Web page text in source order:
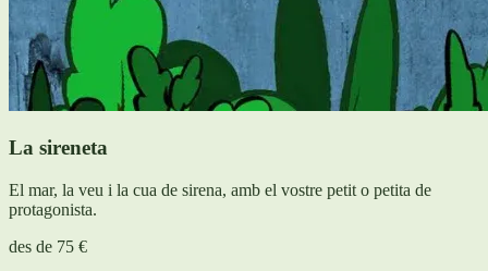
La sireneta
El mar, la veu i la cua de sirena, amb el vostre petit o petita de
protagonista.
des de 75 €